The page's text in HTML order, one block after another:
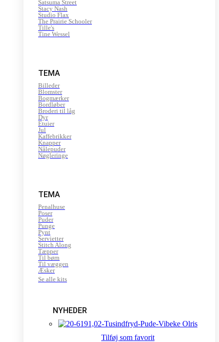
Satsuma Street
Stacy Nash
Studio Flax
The Prairie Schooler
Tille's
Tine Wessel
TEMA
Billeder
Blomster
Bogmærker
Bordløber
Broderi til låg
Dyr
Etuier
Jul
Kaffebrikker
Knapper
Nålepuder
Nøgleringe
TEMA
Penalhuse
Poser
Puder
Punge
Pynt
Servietter
Stitch Along
Tæpper
Til børn
Til væggen
Æsker
Se alle kits
NYHEDER
Tilføj som favorit